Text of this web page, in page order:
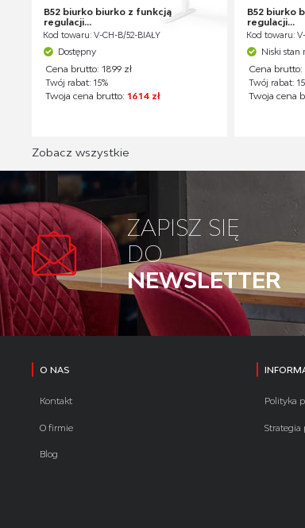
B52 biurko biurko z funkcją
regulacji...
Kod towaru: V-CH-B/52-BIAŁY
Dostępny
Cena brutto: 1899 zł
Twój rabat: 15%
Twoja cena brutto:1614 zł
B52 biurko
regulacji...
Kod towaru:
Niski stan
Cena brutto:
Twój rabat:
Twoja cena
Zobacz wszystkie
ZAPISZ SIĘ
DO
NEWSLETTER
O NAS
Kontakt
O firmie
Blog
Polityka
Strategia